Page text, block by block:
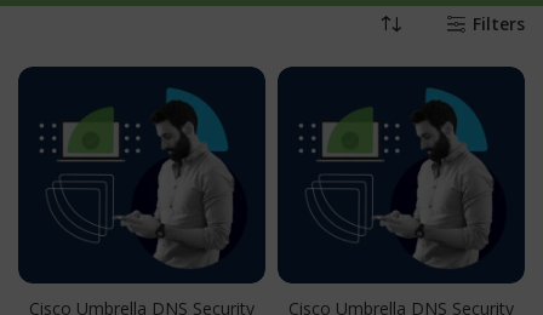
Filters
Cisco Umbrella DNS Security
Cisco Umbrella DNS Security